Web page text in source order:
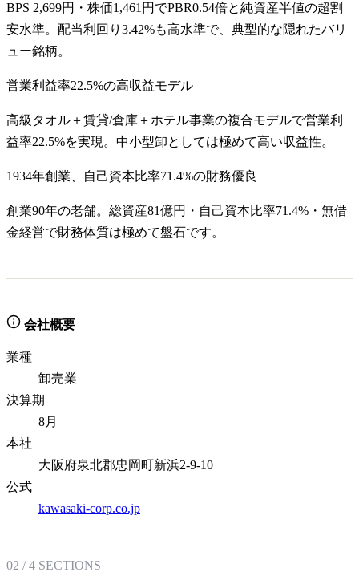
BPS 2,699円・株価1,461円でPBR0.54倍と純資産半値の超割
安水準。配当利回り3.42%も高水準で、典型的な隠れたバリ
ュー銘柄。
営業利益率22.5%の高収益モデル
高級タオル＋賃貸/倉庫＋ホテル事業の複合モデルで営業利
益率22.5%を実現。中小型卸としては極めて高い収益性。
1934年創業、自己資本比率71.4%の財務優良
創業90年の老舗。総資産81億円・自己資本比率71.4%・無借
金経営で財務体質は極めて盤石です。
会社概要
業種
卸売業
決算期
8月
本社
大阪府泉北郡忠岡町新浜2-9-10
公式
kawasaki-corp.co.jp
02 /4 SECTIONS